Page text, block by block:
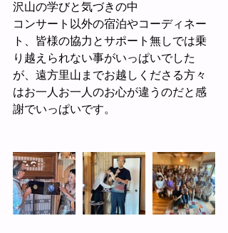
沢山の学びと気づきの中
コンサート以外の宿泊やコーディネー
ト、皆様の協力とサポート無しでは乗
り越えられない事がいっぱいでした
が、遠方里山までお越しくださる方々
はお一人お一人のお心が違うのだと感
謝でいっぱいです。